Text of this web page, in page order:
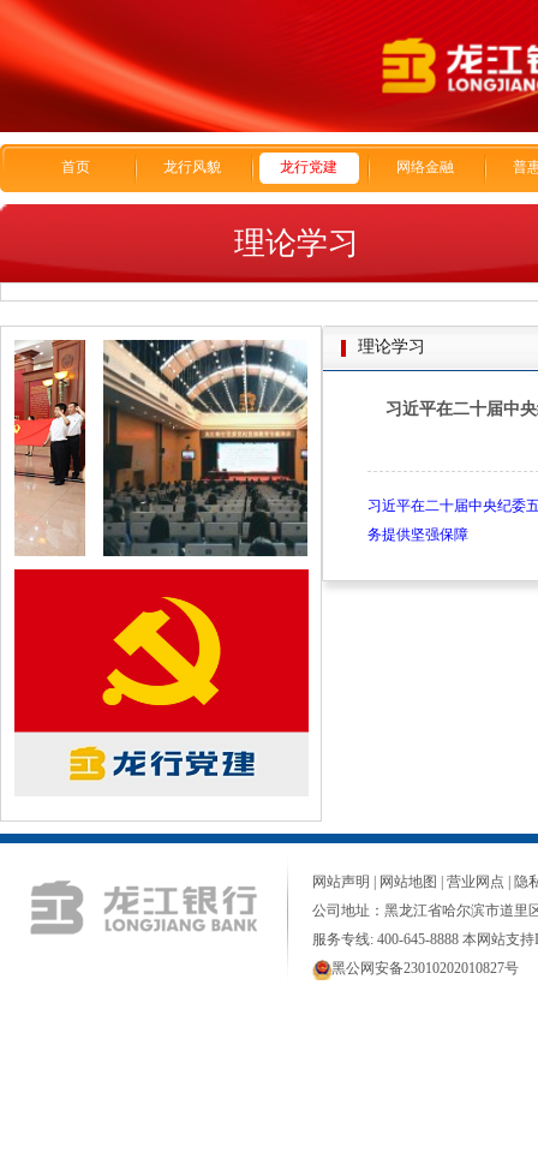
首页 龙行风貌 龙行党建 网络金融 普
理论学习
理论学习
习近平在二十届中
习近平在二十届中央纪委
务提供坚强保障
网站声明 网站地图 营业网点
隐
公司地址：黑龙江省哈尔滨市道里
服务专线: 400-645-8888 本网站支持
黑公网安备23010202010827号